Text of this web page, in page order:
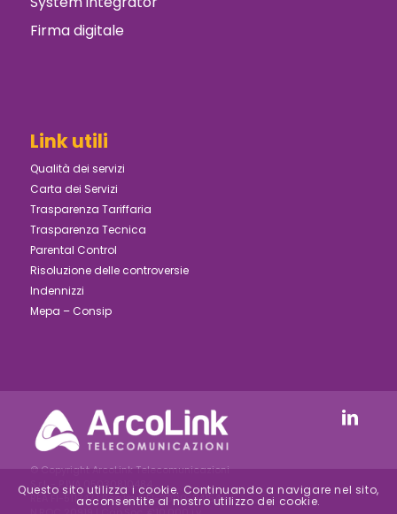
Firma digitale
Link utili
Qualità dei servizi
Carta dei Servizi
Trasparenza Tariffaria
Trasparenza Tecnica
Parental Control
Risoluzione delle controversie
Indennizzi
Mepa – Consip
© Copyright ArcoLink Telecomunicazioni
S.r.l. - P.IVA 05030810484
REA FI-511747 | Reg.Imp. FI-2000-24154 –
Questo sito utilizza i cookie. Continuando a navigare nel sito,
acconsentite al nostro utilizzo dei cookie.